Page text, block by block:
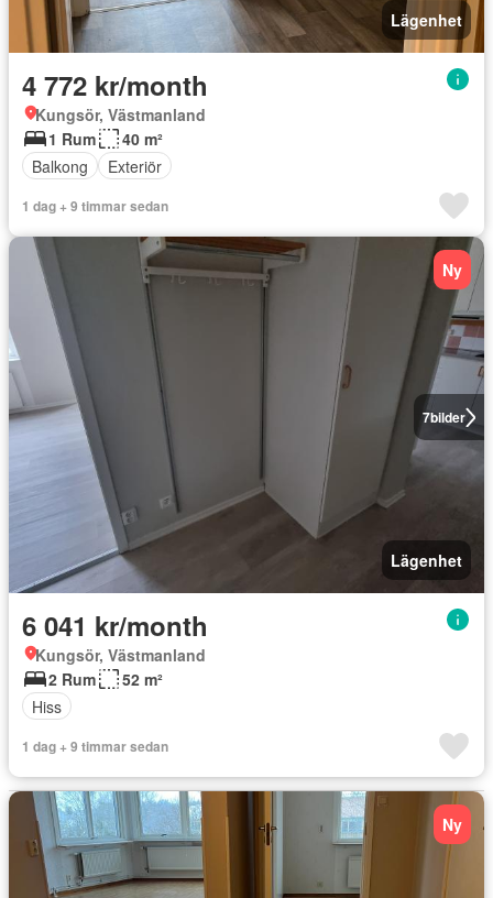
Lägenhet
4 772 kr/month
Kungsör, Västmanland
1 Rum
40 m²
Balkong
Exteriör
1 dag + 9 timmar sedan
7bilder
Ny
Lägenhet
6 041 kr/month
Kungsör, Västmanland
2 Rum
52 m²
Hiss
1 dag + 9 timmar sedan
Ny